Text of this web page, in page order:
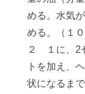
める。水気
める。（１
２ １に、2
トを加え、
状になるま